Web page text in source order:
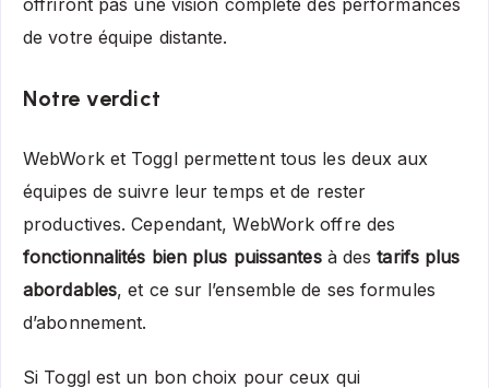
de votre équipe distante.
Notre verdict
WebWork et Toggl permettent tous les deux aux
équipes de suivre leur temps et de rester
productives. Cependant, WebWork offre des
fonctionnalités bien plus puissantesà destarifs plus
abordables, et ce sur l’ensemble de ses formules
d’abonnement.
Si Toggl est un bon choix pour ceux qui